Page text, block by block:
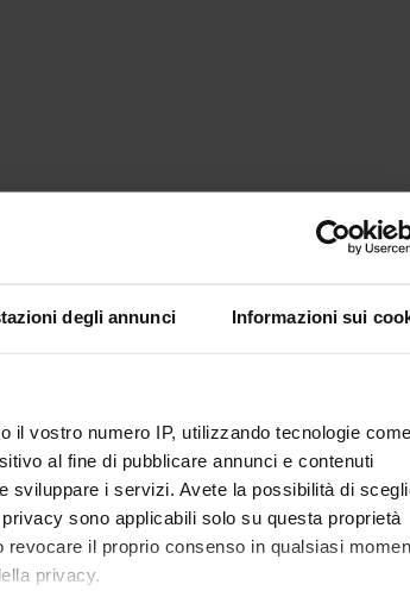
degli annunci Informazioni sui
il vostro numero IP, utilizzando tecnologie
al fine di pubblicare annunci e contenuti
sviluppare i servizi. Avete la possibilità di
sono applicabili solo su questa proprietà
il proprio consenso in qualsiasi
privacy.